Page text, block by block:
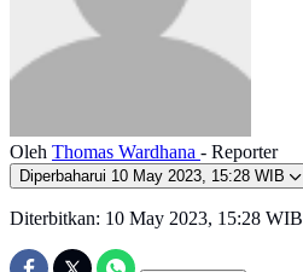
Oleh Thomas Wardhana - Reporter
Diperbaharui 10 May 2023, 15:28 WIB
Diterbitkan: 10 May 2023, 15:28 WIB